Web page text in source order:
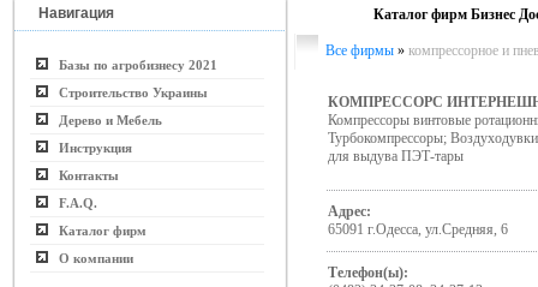
Навигация
Базы по агробизнесу 2021
Строительство Украины
Дерево и Мебель
Инструкция
Контакты
F.A.Q.
Каталог фирм
О компании
Каталог фирм Бизнес
Все фирмы » компрессорное и
КОМПРЕССОРС
Компрессоры винтовые
Турбокомпрессоры;
для выдува ПЭТ-тары
Адрес:
65091 г.Одесса, ул.Средняя, 6
Телефон(ы):